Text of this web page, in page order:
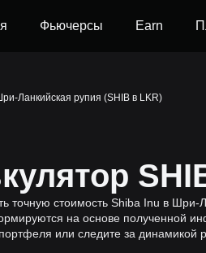
Фьючерсы Earn
Ланкийская рупия (SHIB в LKR)
точную стоимость Shiba Inu в
на основе полученной
или следите за